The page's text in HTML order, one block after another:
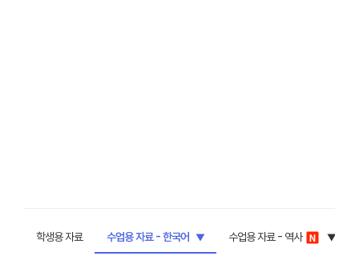
학생용 자료 수업용 자료 - 한국어 수업용 자료 - 역사